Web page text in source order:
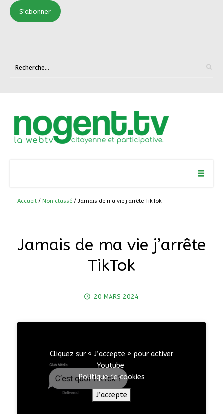
S'abonner
Accueil / Non classé / Jamais de ma vie j’arrête TikTok
Jamais de ma vie j’arrête
TikTok
20 MARS 2024
Cliquez sur « J’accepte » pour activer
Youtube
Politique de cookies
J’accepte